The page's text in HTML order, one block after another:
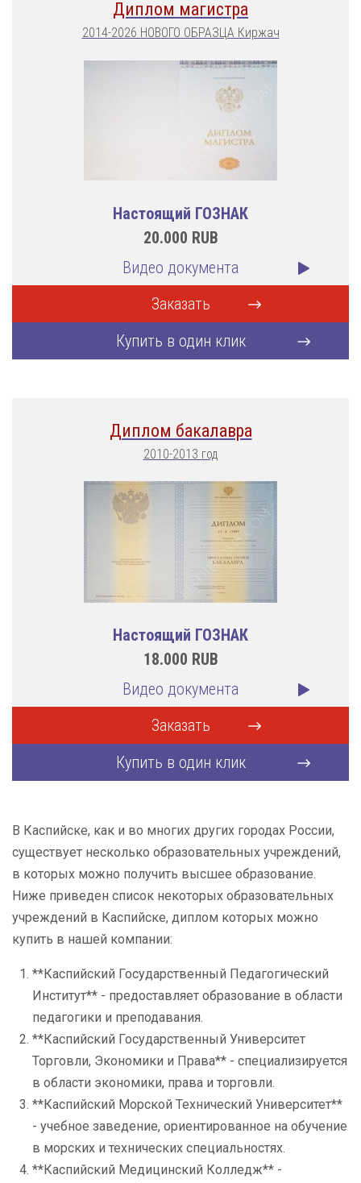
Диплом магистра
2014-2026 НОВОГО ОБРАЗЦА Киржач
Настоящий ГОЗНАК
20.000 RUB
Видео документа
Заказать
Купить в один клик
Диплом бакалавра
2010-2013 год
Настоящий ГОЗНАК
18.000 RUB
Видео документа
Заказать
Купить в один клик
В Каспийске, как и во многих других городах России,
существует несколько образовательных учреждений,
в которых можно получить высшее образование.
Ниже приведен список некоторых образовательных
учреждений в Каспийске, диплом которых можно
купить в нашей компании:
**Каспийский Государственный Педагогический
Институт** - предоставляет образование в области
педагогики и преподавания.
**Каспийский Государственный Университет
Торговли, Экономики и Права** - специализируется
в области экономики, права и торговли.
**Каспийский Морской Технический Университет**
- учебное заведение, ориентированное на обучение
в морских и технических специальностях.
**Каспийский Медицинский Колледж** -